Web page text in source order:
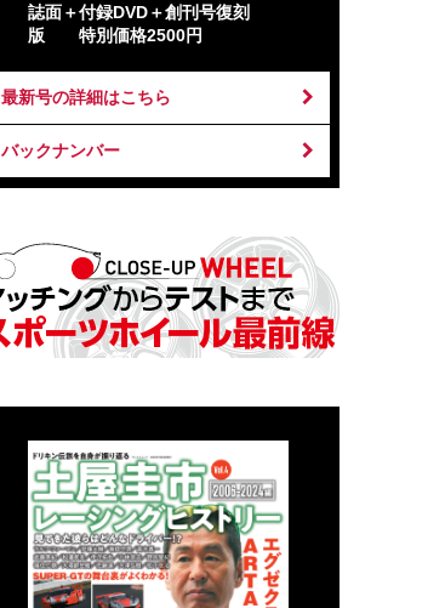
誌面＋付録DVD＋創刊号復刻
版 特別価格2500円
最新号の詳細はこちら
バックナンバー